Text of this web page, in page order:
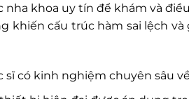
nha khoa uy tín để khám và
khiến cấu trúc hàm sai lệch
sĩ có kinh nghiệm chuyên sâu